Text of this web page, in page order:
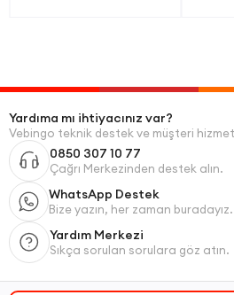
Yardıma mı ihtiyacınız var?
Vebingo teknik destek ve müşteri
0850 307 10 77
Çağrı Merkezinden destek alın.
WhatsApp Destek
Bize yazın, her zaman buradayız.
Yardım Merkezi
Sıkça sorulan sorulara göz atın.